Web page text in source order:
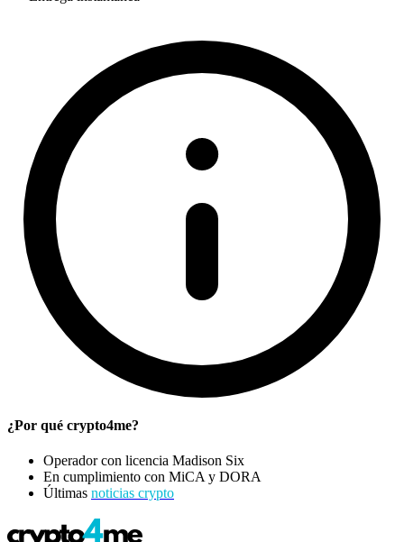
¿Por qué crypto4me?
Operador con licencia Madison Six
En cumplimiento con MiCA y DORA
Últimas noticias crypto